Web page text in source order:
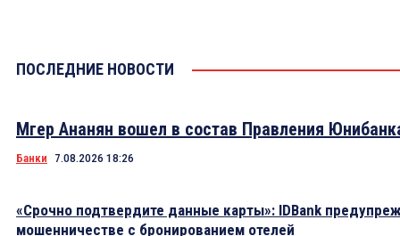
ПОСЛЕДНИЕ НОВОСТИ
Мгер Ананян вошел в состав Правления
Банки 7.08.2026 18:26
«Срочно подтвердите данные карты»: IDBank
мошенничестве с бронированием отелей